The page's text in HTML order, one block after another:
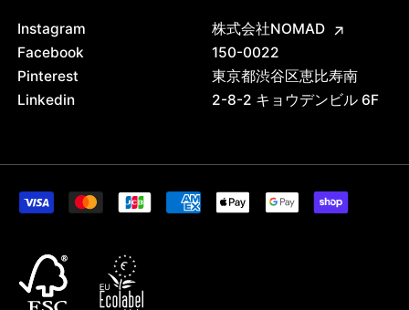
/products/shelving-system-s-255-3-a?
variant=47408873930984
Instagram
Facebook
Pinterest
Linkedin
株式会社NOMAD
150-0022
東京都渋谷区恵比寿南
2-8-2 キョウデンビル 6F